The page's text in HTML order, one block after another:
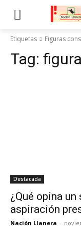
Etiquetas Figuras
Tag:
Destacada
¿Qué opina
aspiración
Nación Llanera -